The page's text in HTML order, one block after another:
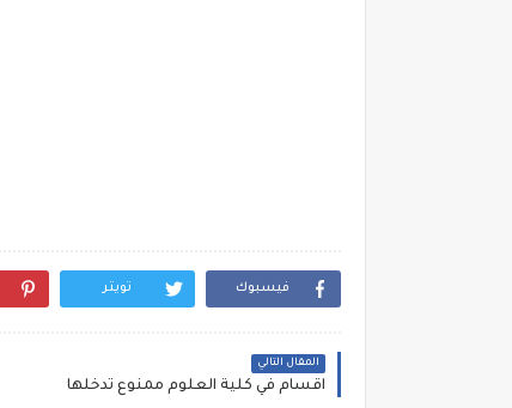
فيسبوك تويتر
المقال التالي
اقسام في كلية العلوم ممنوع تدخلها